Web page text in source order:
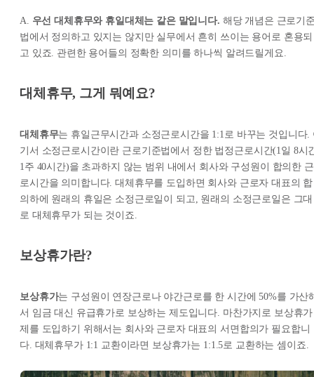
A. 우선 대체휴무와 휴일대체는 같은 말입니다. 해당 개념은 근로기
법에서 정의하고 있지는 않지만 실무에서 흔히 쓰이는 용어로 혼용되
고 있죠. 관련한 용어들의 정확한 의미를 하나씩 알려드릴게요.
대체휴무, 그게 뭐예요?
대체휴무는 휴일근무시간과 소정근로시간을 1:1로 바꾸는 것입니다.
기서 소정근로시간이란 근로기준법에서 정한 법정근로시간(1일 8시
1주 40시간)을 초과하지 않는 범위 내에서 회사와 구성원이 합의한 근
로시간을 의미합니다. 대체휴무를 도입하면 회사와 근로자 대표의 합
의하에 원래의 휴일은 소정근로일이 되고, 원래의 소정근로일은 그대
로 대체휴무가 되는 것이죠.
보상휴가란?
보상휴가는 구성원이 연장근로나 야간근로를 한 시간에 50%를 가산
서 임금 대신 유급휴가로 보상하는 제도입니다. 마찬가지로 보상휴가
제를 도입하기 위해서는 회사와 근로자 대표의 서면합의가 필요합니
다. 대체휴무가 1:1 교환이라면 보상휴가는 1:1.5로 교환하는 셈이죠.